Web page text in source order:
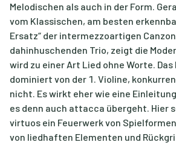
Melodischen als auch in der Form.
vom Klassischen, am besten
Ersatz“ der intermezzoartigen
dahinhuschenden Trio, zeigt die
wird zu einer Art Lied ohne Worte.
dominiert von der 1. Violine,
nicht. Es wirkt eher wie eine
es denn auch attacca übergeht. Hier
virtuos ein Feuerwerk von
von liedhaften Elementen und